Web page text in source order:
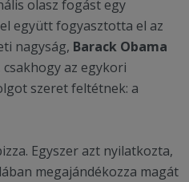
olasz fogást egy
együtt fogyasztotta el az
nagyság, Barack Obama
az egykori
szeret feltétnek: a
Egyszer azt nyilatkozta,
megajándékozza magát